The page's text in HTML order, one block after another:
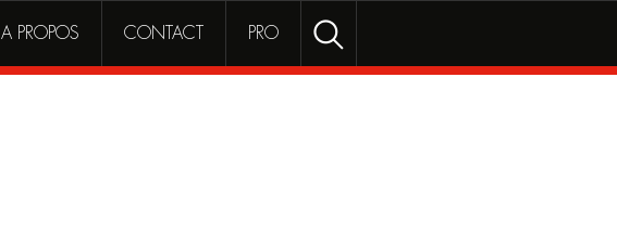
A PROPOS CONTACT PRO